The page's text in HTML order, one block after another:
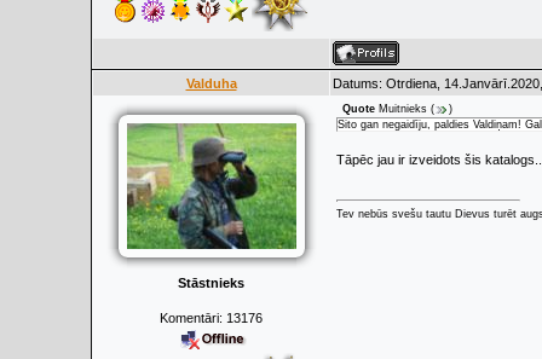
Valduha Datums: Otrdiena,
Stāstnieks
Komentāri: 13176
Quote Muitnieks (
)
Šito gan negaidīju, paldies Valdiņam!
Tāpēc jau ir izveidots šis
Tev nebūs svešu tautu Dievus turēt